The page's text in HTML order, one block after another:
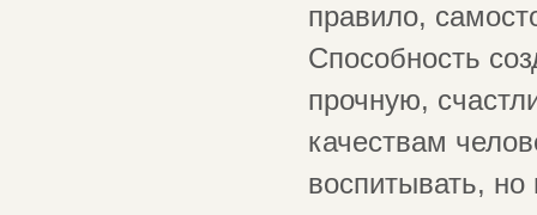
правило,
Способность
прочную,
качествам
воспитывать,